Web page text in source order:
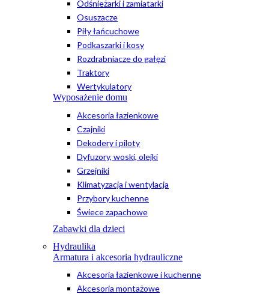
Odśnieżarki i zamiatarki
Osuszacze
Piły łańcuchowe
Podkaszarki i kosy
Rozdrabniacze do gałęzi
Traktory
Wertykulatory
Wyposażenie domu
Akcesoria łazienkowe
Czajniki
Dekodery i piloty
Dyfuzory, woski, olejki
Grzejniki
Klimatyzacja i wentylacja
Przybory kuchenne
Świece zapachowe
Zabawki dla dzieci
Hydraulika
Armatura i akcesoria hydrauliczne
Akcesoria łazienkowe i kuchenne
Akcesoria montażowe